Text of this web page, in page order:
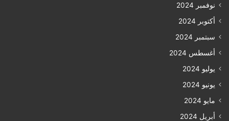
نوفمبر 2024
أكتوبر 2024
سبتمبر 2024
أغسطس 2024
يوليو 2024
يونيو 2024
مايو 2024
أبريل 2024